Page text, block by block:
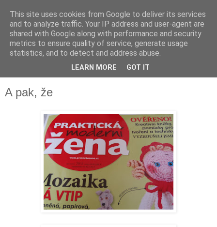
A pak, že
This site uses cookies from Google to deliver its services
and to analyze traffic. Your IP address and user-agent are
shared with Google along with performance and security
metrics to ensure quality of service, generate usage
statistics, and to detect and address abuse.
LEARN MORE GOT IT